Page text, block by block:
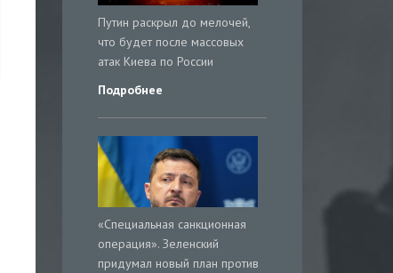
Путин раскрыл до мелочей,
что будет после массовых
атак Киева по России
Подробнее
«Специальная санкционная
операция». Зеленский
придумал новый план против